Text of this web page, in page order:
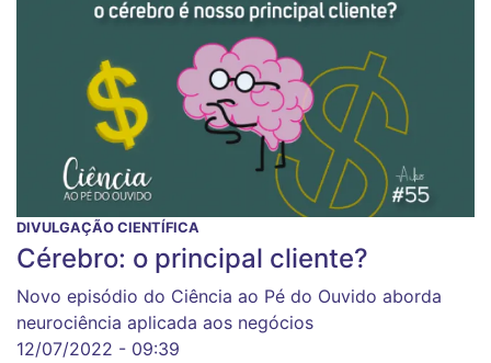
DIVULGAÇÃO CIENTÍFICA
Cérebro: o principal cliente?
Novo episódio do Ciência ao Pé do Ouvido aborda
neurociência aplicada aos negócios
12/07/2022 - 09:39